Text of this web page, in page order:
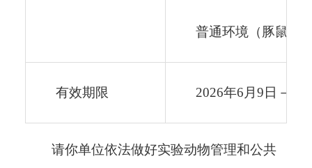
普通环境（豚鼠，
有效期限 2026年6月9日－
请你单位依法做好实验动物管理和公共